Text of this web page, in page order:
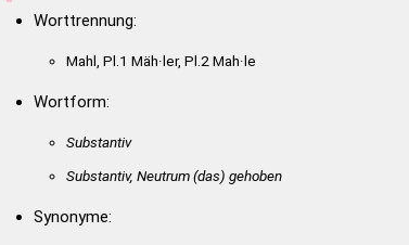
Worttrennung:
Mahl, Pl.1 Mäh·ler, Pl.2 Mah·le
Wortform:
Substantiv
Substantiv, Neutrum(das) gehoben
Synonyme: